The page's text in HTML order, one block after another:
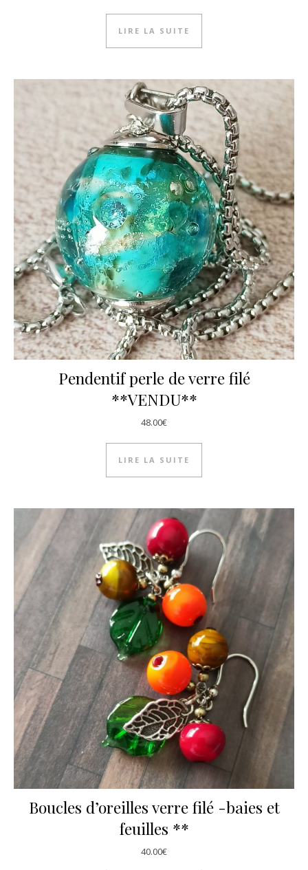
LIRE LA SUITE
Pendentif perle de verre filé
**VENDU**
48.00€
LIRE LA SUITE
Boucles d’oreilles verre filé -baies et
feuilles **
40.00€